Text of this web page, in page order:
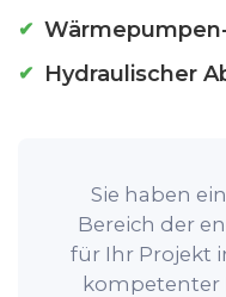
Hydraulischer
Sie haben
Bereich der
für Ihr Projekt
kompetenter